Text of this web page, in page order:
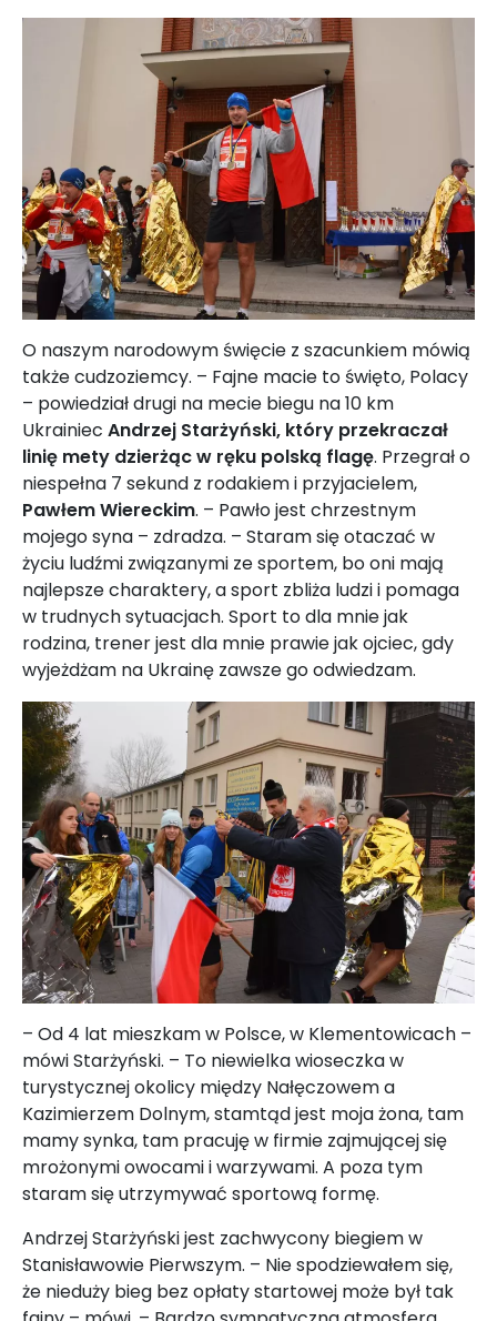
O naszym narodowym święcie z szacunkiem mówią
także cudzoziemcy. – Fajne macie to święto, Polacy
– powiedział drugi na mecie biegu na 10 km
Ukrainiec Andrzej Starżyński, który przekraczał
linię mety dzierżąc w ręku polską flagę. Przegrał o
niespełna 7 sekund z rodakiem i przyjacielem,
Pawłem Wiereckim. – Pawło jest chrzestnym
mojego syna – zdradza. – Staram się otaczać w
życiu ludźmi związanymi ze sportem, bo oni mają
najlepsze charaktery, a sport zbliża ludzi i pomaga
w trudnych sytuacjach. Sport to dla mnie jak
rodzina, trener jest dla mnie prawie jak ojciec, gdy
wyjeżdżam na Ukrainę zawsze go odwiedzam.
– Od 4 lat mieszkam w Polsce, w Klementowicach –
mówi Starżyński. – To niewielka wioseczka w
turystycznej okolicy między Nałęczowem a
Kazimierzem Dolnym, stamtąd jest moja żona, tam
mamy synka, tam pracuję w firmie zajmującej się
mrożonymi owocami i warzywami. A poza tym
staram się utrzymywać sportową formę.
Andrzej Starżyński jest zachwycony biegiem w
Stanisławowie Pierwszym. – Nie spodziewałem się,
że nieduży bieg bez opłaty startowej może był tak